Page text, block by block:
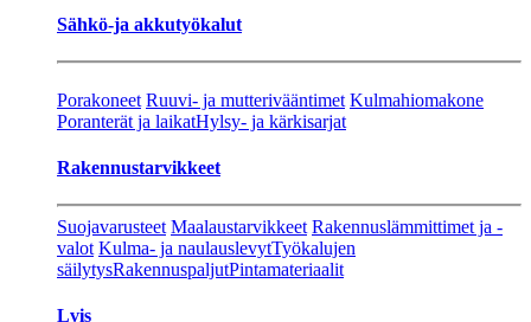
Sähkö-ja akkutyökalut
Porakoneet Ruuvi- ja mutterivääntimet Kulmahiomakone
Poranterät ja laikatHylsy- ja kärkisarjat
Rakennustarvikkeet
Suojavarusteet Maalaustarvikkeet Rakennuslämmittimet ja -
valot Kulma- ja naulauslevytTyökalujen
säilytysRakennuspaljutPintamateriaalit
Lvis